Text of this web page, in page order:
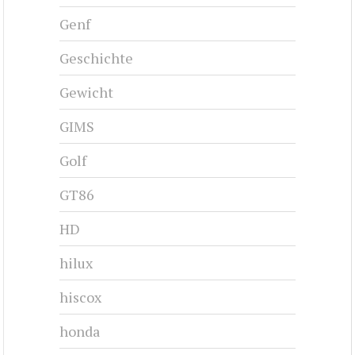
Genf
Geschichte
Gewicht
GIMS
Golf
GT86
HD
hilux
hiscox
honda